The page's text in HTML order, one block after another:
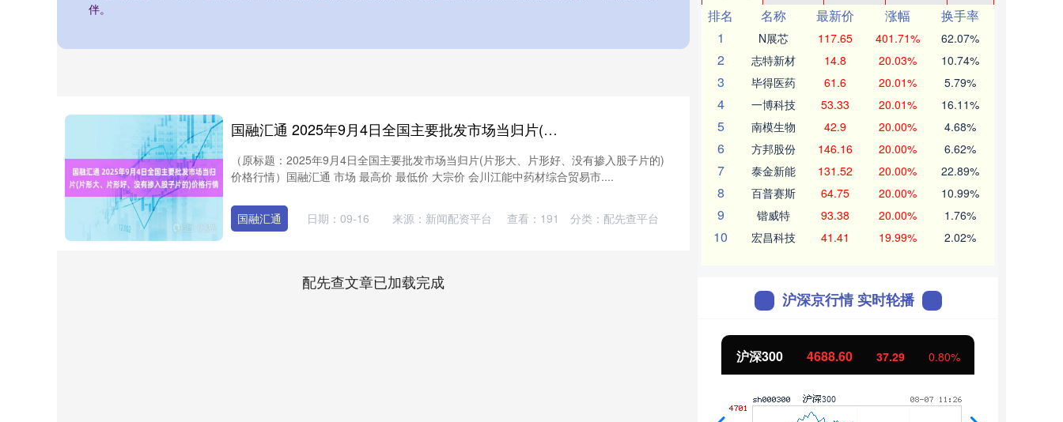
伴。
国融汇通 2025年9月4日全国主要批发市场当归片(片形大、片形好、没有掺入股子片的)价格行情
（原标题：2025年9月4日全国主要批发市场当归片(片形大、片形好、没有掺入股子片的)
价格行情）国融汇通 市场 最高价 最低价 大宗价 会川江能中药材综合贸易市....
国融汇通 日期：09-16 来源：新闻配资平台 查看： 191 分类： 配先查平台
配先查文章已加载完成
排名
名称 最新价 涨幅
换手率
1
N展芯 117.65 401.71% 62.07%
2 志特新材 14.8 20.03% 10.74%
3 毕得医药 61.6 20.01% 5.79%
4 一博科技 53.33 20.01% 16.11%
5 南模生物 42.9 20.00% 4.68%
6 方邦股份 146.16 20.00% 6.62%
7 泰金新能 131.52 20.00% 22.89%
8 百普赛斯 64.75 20.00% 10.99%
9 锴威特 93.38 20.00% 1.76%
10 宏昌科技 41.41 19.99% 2.02%
沪深京行情 实时轮播
沪深300 4688.60 37.29 0.80%